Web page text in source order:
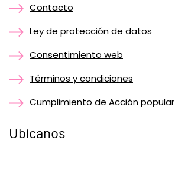
Contacto
Ley de protección de datos
Consentimiento web
Términos y condiciones
Cumplimiento de Acción popular
Ubícanos